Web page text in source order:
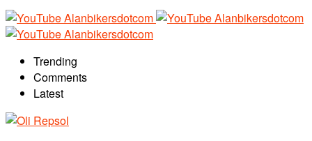
Trending
Comments
Latest